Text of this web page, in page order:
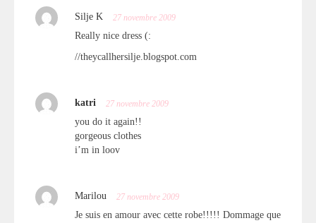
Silje K 27 novembre 2009
Really nice dress (:
//theycallhersilje.blogspot.com
katri 27 novembre 2009
you do it again!!
gorgeous clothes
i’m in loov
Marilou 27 novembre 2009
Je suis en amour avec cette robe!!!!! Dommage que